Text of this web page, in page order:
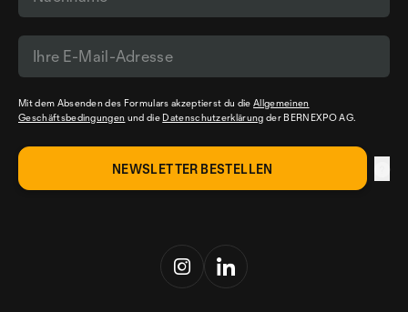
Mit dem Absenden des Formulars akzeptierst du dieAllgemeinen
Geschäftsbedingungen und die Datenschutzerklärung der BERNEXPO AG.